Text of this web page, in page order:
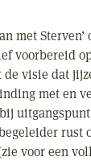
met Sterven’
voorbereid
visie dat
met en
rust
voor een